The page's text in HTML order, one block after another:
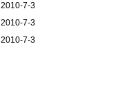
2010-7-3
2010-7-3
2010-7-3